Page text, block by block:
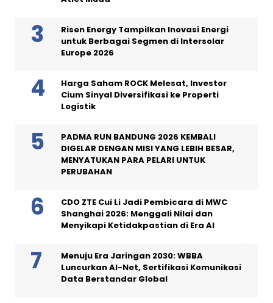
Risen Energy Tampilkan Inovasi Energi
untuk Berbagai Segmen di Intersolar
Europe 2026
Harga Saham ROCK Melesat, Investor
Cium Sinyal Diversifikasi ke Properti
Logistik
PADMA RUN BANDUNG 2026 KEMBALI
DIGELAR DENGAN MISI YANG LEBIH BESAR,
MENYATUKAN PARA PELARI UNTUK
PERUBAHAN
CDO ZTE Cui Li Jadi Pembicara di MWC
Shanghai 2026: Menggali Nilai dan
Menyikapi Ketidakpastian di Era AI
Menuju Era Jaringan 2030: WBBA
Luncurkan AI-Net, Sertifikasi Komunikasi
Data Berstandar Global